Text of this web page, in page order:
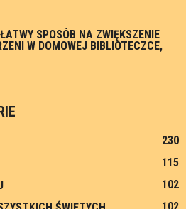
SPOSÓB NA ZWIĘKSZENIE
W DOMOWEJ BIBLIOTECZCE,
230
115
102
102